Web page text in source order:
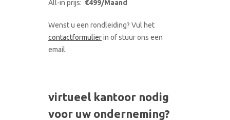
All-in prijs: €499/Maand
Wenst u een rondleiding? Vul het
contactformulierin of stuur ons een
email.
virtueel kantoor nodig
voor uw onderneming?